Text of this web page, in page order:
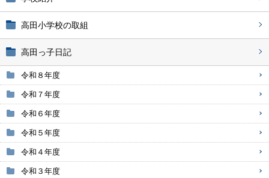
高田小学校の取組
高田っ子日記
令和８年度
令和７年度
令和６年度
令和５年度
令和４年度
令和３年度